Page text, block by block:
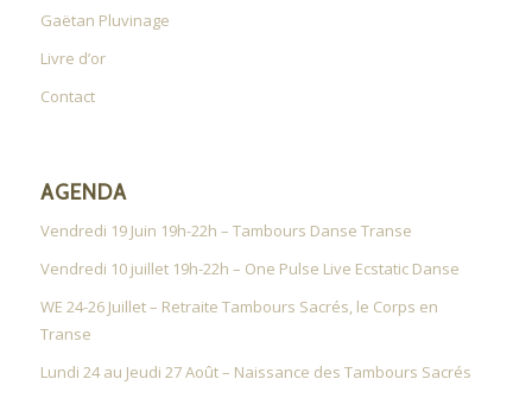
Gaëtan Pluvinage
Livre d’or
Contact
AGENDA
Vendredi 19 Juin 19h-22h – Tambours Danse Transe
Vendredi 10 juillet 19h-22h – One Pulse Live Ecstatic Danse
WE 24-26 Juillet – Retraite Tambours Sacrés, le Corps en
Transe
Lundi 24 au Jeudi 27 Août – Naissance des Tambours Sacrés